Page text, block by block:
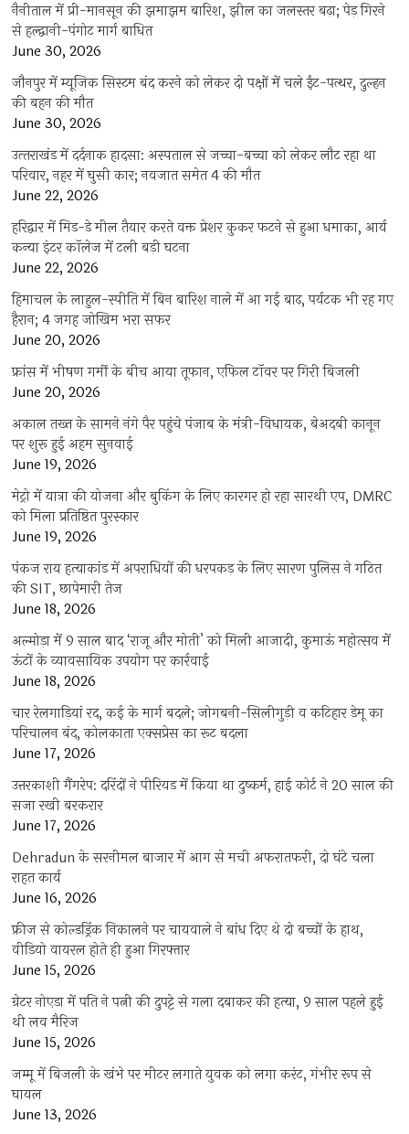
नैनीताल में प्री-मानसून की झमाझम बारिश, झील का जलस्तर बढ़ा; पेड़ गिरने
से हल्द्वानी-पंगोट मार्ग बाधित
June 30, 2026
जौनपुर में म्यूजिक सिस्टम बंद करने को लेकर दो पक्षों में चले ईंट-पत्थर, दुल्हन
की बहन की मौत
June 30, 2026
उत्‍तराखंड में दर्दनाक हादसा: अस्पताल से जच्चा-बच्चा को लेकर लौट रहा था
परिवार, नहर में घुसी कार; नवजात समेत 4 की मौत
June 22, 2026
हरिद्वार में मिड-डे मील तैयार करते वक्त प्रेशर कुकर फटने से हुआ धमाका, आर्य
कन्या इंटर कॉलेज में टली बड़ी घटना
June 22, 2026
हिमाचल के लाहुल-स्पीति में बिन बारिश नाले में आ गई बाढ़, पर्यटक भी रह गए
हैरान; 4 जगह जोखिम भरा सफर
June 20, 2026
फ्रांस में भीषण गर्मी के बीच आया तूफान, एफिल टॉवर पर गिरी बिजली
June 20, 2026
अकाल तख्त के सामने नंगे पैर पहुंचे पंजाब के मंत्री-विधायक, बेअदबी कानून
पर शुरू हुई अहम सुनवाई
June 19, 2026
मेट्रो में यात्रा की योजना और बुकिंग के लिए कारगर हो रहा सारथी एप, DMRC
को मिला प्रतिष्ठित पुरस्कार
June 19, 2026
पंकज राय हत्याकांड में अपराधियों की धरपकड़ के लिए सारण पुलिस ने गठित
की SIT, छापेमारी तेज
June 18, 2026
अल्मोड़ा में 9 साल बाद ‘राजू और मोती’ को मिली आजादी, कुमाऊं महोत्सव में
ऊंटों के व्यावसायिक उपयोग पर कार्रवाई
June 18, 2026
चार रेलगाड़ियां रद, कई के मार्ग बदले; जोगबनी-सिलीगुड़ी व कटिहार डेमू का
परिचालन बंद, कोलकाता एक्सप्रेस का रूट बदला
June 17, 2026
उत्तरकाशी गैंगरेप: दरिंदों ने पीरियड में किया था दुष्कर्म, हाई कोर्ट ने 20 साल की
सजा रखी बरकरार
June 17, 2026
Dehradun के सरनीमल बाजार में आग से मची अफरातफरी, दो घंटे चला
राहत कार्य
June 16, 2026
फ्रीज से कोल्डड्रिंक निकालने पर चायवाले ने बांध दिए थे दो बच्चों के हाथ,
वीडियो वायरल होते ही हुआ गिरफ्तार
June 15, 2026
ग्रेटर नोएडा में पति ने पत्नी की दुपट्टे से गला दबाकर की हत्या, 9 साल पहले हुई
थी लव मैरिज
June 15, 2026
जम्मू में बिजली के खंभे पर मीटर लगाते युवक को लगा करंट, गंभीर रूप से
घायल
June 13, 2026